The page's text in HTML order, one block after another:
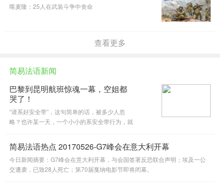
喀麦隆：25人在武装斗争中丧命
查看更多
简易法语新闻
巴黎到昆明航班惊魂一幕，空姐都
哭了！
“请系好安全带”，这句简单的话，被多少人忽
略？也许某一天，一个小小的系安全带行为，就
简易法语热点 20170526-G7峰会在意大利开幕
今日新闻摘要：G7峰会在意大利开幕，与会国签署反恐联合声明；埃及一公
交遭袭，已致28人死亡；第70届戛纳电影节即将闭幕。